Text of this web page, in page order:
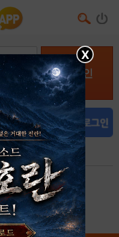
로그인
회원가입
X